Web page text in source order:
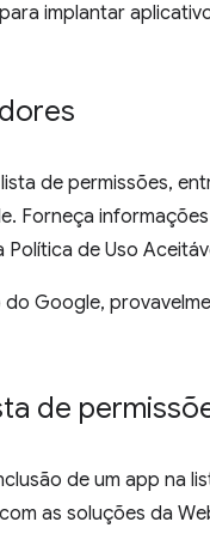
implantar
de permissões,
Forneça
de Uso
Google,
de
de um app na
as soluções da